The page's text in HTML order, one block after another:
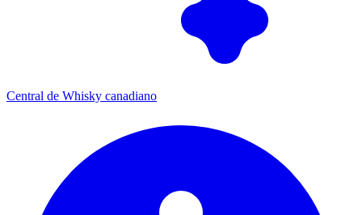
Central de Whisky canadiano